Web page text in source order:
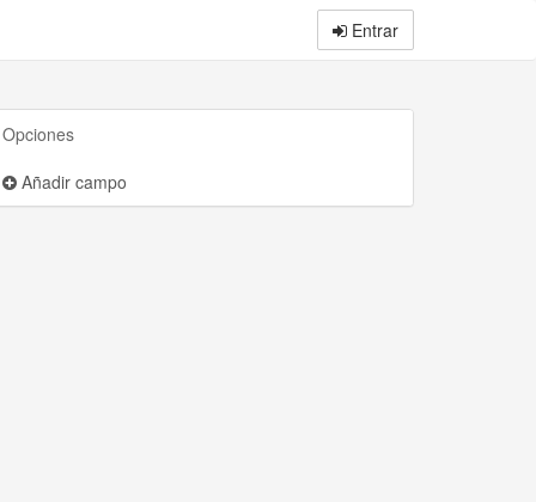
Entrar
Opciones
Añadir campo